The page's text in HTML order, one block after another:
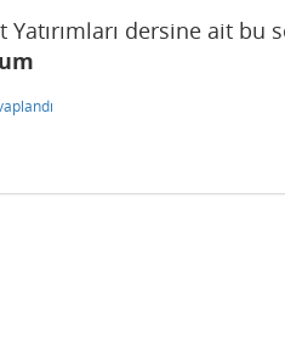
Yatırımları dersine ait